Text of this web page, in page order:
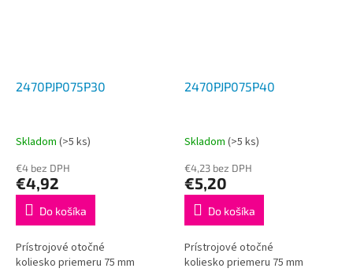
2470PJP075P30
Skladom (>5 ks)
€4 bez DPH
€4,92
Do košíka
Prístrojové otočné
koliesko priemeru 75 mm
2470PJP075P40
Skladom (>5 ks)
€4,23 bez DPH
€5,20
Do košíka
Prístrojové otočné
koliesko priemeru 75 mm